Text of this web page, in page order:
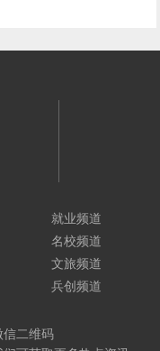
就业频道
名校频道
文旅频道
兵创频道
信二维码